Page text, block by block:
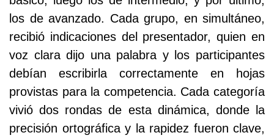
los de avanzado. Cada grupo, en simultáneo,
recibió indicaciones del presentador, quien en
voz clara dijo una palabra y los participantes
debían escribirla correctamente en hojas
provistas para la competencia. Cada categoría
vivió dos rondas de esta dinámica, donde la
precisión ortográfica y la rapidez fueron clave,